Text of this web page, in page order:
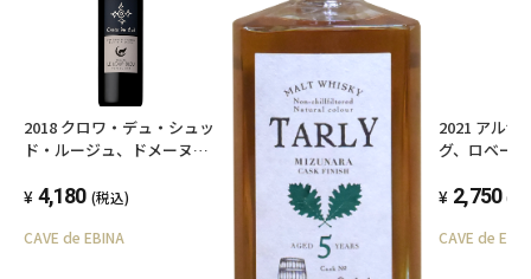
した。5.5haの自社畑に加え、フェルマージュの
畑や買いブドウからワイン造りを行っていま
す。自社畑はもちろんビオディナミですが、買
いブドウもビオロジックもしくはビオロジック
転換中の畑で一緒に畑を世話したり、同じ志を
持った生産者から購入したりしています。収穫
は全て手摘みで、小さなケースで収穫。野生酵
母で発酵、醸造中はSO2の添加や補糖はせず、清
2018 クロワ・デュ・シュッ
ド・ルージュ、ドメーヌ・
4,180 (税込)
CAVE de EBINA
2021 アルザ
グ、ロベー
2,750 (税
CAVE de